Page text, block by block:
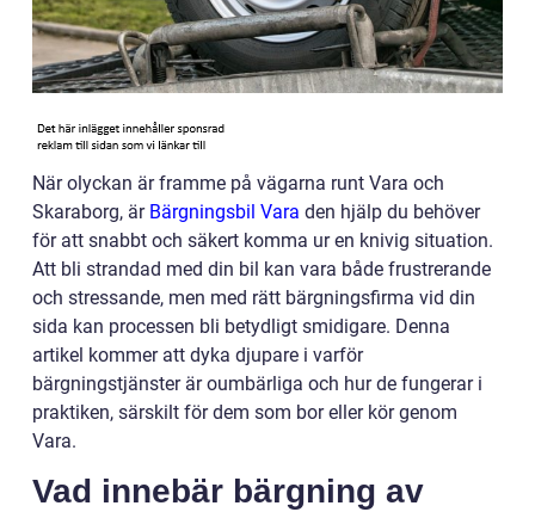
När olyckan är framme på vägarna runt Vara och
Skaraborg, är Bärgningsbil Vara den hjälp du behöver
för att snabbt och säkert komma ur en knivig situation.
Att bli strandad med din bil kan vara både frustrerande
och stressande, men med rätt bärgningsfirma vid din
sida kan processen bli betydligt smidigare. Denna
artikel kommer att dyka djupare i varför
bärgningstjänster är oumbärliga och hur de fungerar i
praktiken, särskilt för dem som bor eller kör genom
Vara.
Vad innebär bärgning av